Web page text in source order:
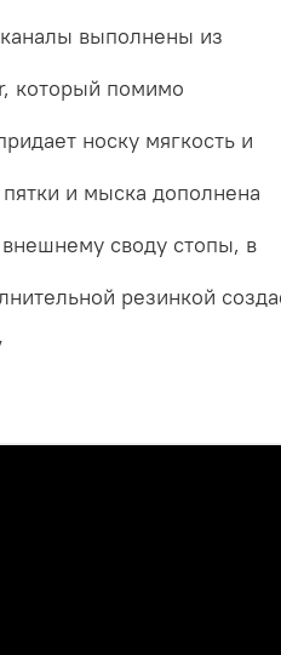
выполнены из
который помимо
носку мягкость и
и мыска дополнена
своду стопы, в
резинкой